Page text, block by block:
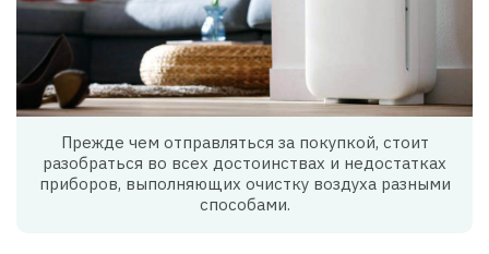
Прежде чем отправляться за покупкой, стоит
разобраться во всех достоинствах и недостатках
приборов, выполняющих очистку воздуха разными
способами.